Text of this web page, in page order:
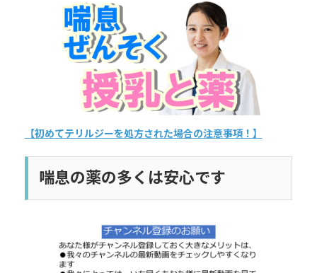
日
時
:
【初めてテリルジーを処方された場合の注意事項！】
喘息の薬の多くは安心です